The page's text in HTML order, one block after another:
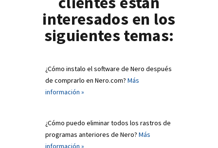
interesados en los
siguientes temas:
¿Cómo instalo el software de Nero después
de comprarlo en Nero.com? Más
información »
¿Cómo puedo eliminar todos los rastros de
programas anteriores de Nero? Más
información »